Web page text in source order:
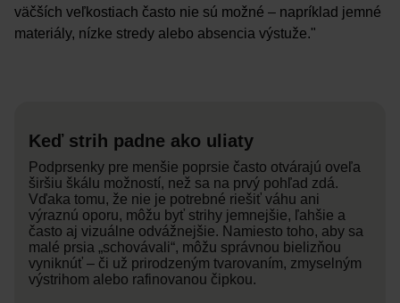
väčších veľkostiach často nie sú možné – napríklad jemné
materiály, nízke stredy alebo absencia výstuže."
Keď strih padne ako uliaty
Podprsenky pre menšie poprsie často otvárajú oveľa
širšiu škálu možností, než sa na prvý pohľad zdá.
Vďaka tomu, že nie je potrebné riešiť váhu ani
výraznú oporu, môžu byť strihy jemnejšie, ľahšie a
často aj vizuálne odvážnejšie. Namiesto toho, aby sa
malé prsia „schovávali“, môžu správnou bielizňou
vyniknúť – či už prirodzeným tvarovaním, zmyselným
výstrihom alebo rafinovanou čipkou.